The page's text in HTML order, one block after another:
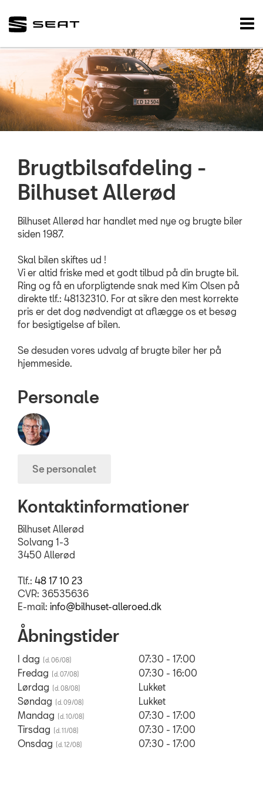
BRUGTE BILER
Brugtbilsafdeling
VÆRKSTED
NYHEDER
OM OS
MØD OS PÅ
Brugtbilsafdeling -
Bilhuset Allerød
Bilhuset Allerød har handlet med nye og brugte biler
siden 1987.
Skal bilen skiftes ud !
Vi er altid friske med et godt tilbud på din brugte bil.
Ring og få en uforpligtende snak med Kim Olsen på
direkte tlf.: 48132310. For at sikre den mest korrekte
pris er det dog nødvendigt at aflægge os et besøg
for besigtigelse af bilen.
Se desuden vores udvalg af brugte biler her på
hjemmeside.
Personale
Se personalet
Kontaktinformationer
Bilhuset Allerød
Solvang 1-3
3450 Allerød
Tlf.: 48 17 10 23
CVR: 36535636
E-mail: info@bilhuset-alleroed.dk
Åbningstider
I dag
07:30 - 17:00
Fredag
07:30 - 16:00
Lørdag
Lukket
Søndag
Lukket
Mandag
07:30 - 17:00
Tirsdag
07:30 - 17:00
Onsdag
07:30 - 17:00